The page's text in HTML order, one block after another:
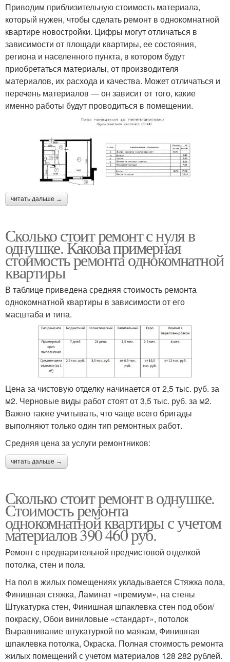
Приводим приблизительную стоимость материала,
который нужен, чтобы сделать ремонт в однокомнатной
квартире новостройки. Цифры могут отличаться в
зависимости от площади квартиры, ее состояния,
региона и населенного пункта, в котором будут
приобретаться материалы, от производителя
материалов, их расхода и качества. Может отличаться и
перечень материалов — он зависит от того, какие
именно работы будут проводиться в помещении.
читать дальше →
Сколько стоит ремонт с нуля в
однушке. Какова примерная
стоимость ремонта однокомнатной
квартиры
В таблице приведена средняя стоимость ремонта
однокомнатной квартиры в зависимости от его
масштаба и типа.
Цена за чистовую отделку начинается от 2,5 тыс. руб. за
м2. Черновые виды работ стоят от 3,5 тыс. руб. за м2.
Важно также учитывать, что чаще всего бригады
выполняют только один тип ремонтных работ.
Средняя цена за услуги ремонтников:
читать дальше →
Сколько стоит ремонт в однушке.
Стоимость ремонта
однокомнатной квартиры с учетом
материалов 390 460 руб.
Ремонт c предварительной предчистовой отделкой
потолка, стен и пола.
На пол в жилых помещениях укладывается Стяжка пола,
Финишная стяжка, Ламинат «премиум», на стены
Штукатурка стен, Финишная шпаклевка стен под обои/
покраску, Обои виниловые «стандарт», потолок
Выравнивание штукатуркой по маякам, Финишная
шпаклевка потолка, Окраска. Полная стоимость ремонта
жилых помещений с учетом материалов 128 282 рублей.